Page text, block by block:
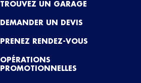
TROUVEZ UN GARAGE
DEMANDER UN DEVIS
PRENEZ RENDEZ-VOUS
OPÉRATIONS
PROMOTIONNELLES